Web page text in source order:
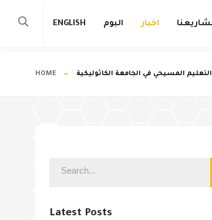
اخبار البوم ENGLISH
HOME المسيحي في الجامعة الكاثوليكية
Latest Posts